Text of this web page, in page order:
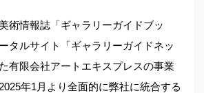
術情報誌「ギャラリーガイドブッ
タルサイト「ギャラリーガイドネッ
有限会社アートエキスプレスの事業
年1月より全面的に弊社に統合する